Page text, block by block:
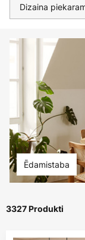
Dizaina
Ēdamistaba
3327 Produkti